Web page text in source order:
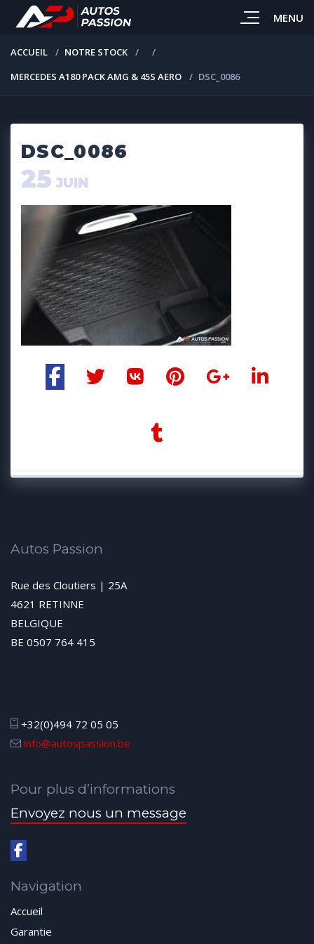
MENU
ACCUEIL
NOTRE STOCK
MERCEDES A180 PACK AMG & 45S AERO
DSC_0086
DSC_0086
25 JUIN
Autos Passion
Rue des Cloutiers | 25A
4621 RETINNE
BELGIQUE
BE 0507 764 415
+32(0)494 72 05 05
info@autospassion.be
Pour plus d’informations
Envoyez nous un message
Navigation
Accueil
Garantie